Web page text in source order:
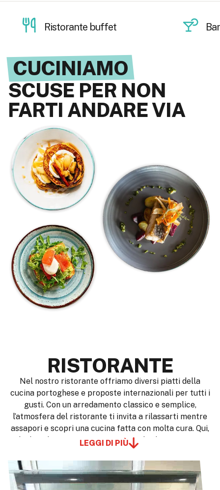
Bar
CUCINIAMO
SCUSE PER NON
FARTI ANDARE VIA
RISTORANTE
Nel nostro ristorante offriamo diversi piatti della
cucina portoghese e proposte internazionali per tutti i
gusti. Con un arredamento classico e semplice,
l’atmosfera del ristorante ti invita a rilassarti mentre
assapori e scopri una cucina fatta con molta cura. Qui,
il cibo è la scusa perfetta per condividere momenti
LEGGI DI PIÙ